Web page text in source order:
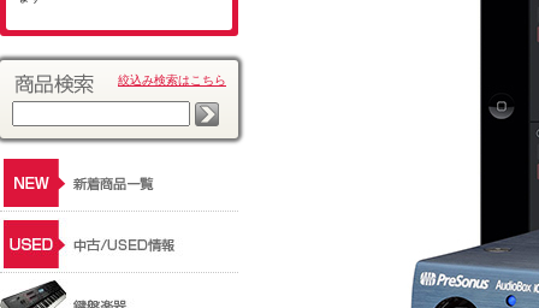
絞込み検索はこちら